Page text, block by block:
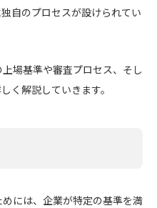
自のプロセスが設けられてい
場基準や審査プロセス、そし
く解説していきます。
には、企業が特定の基準を満